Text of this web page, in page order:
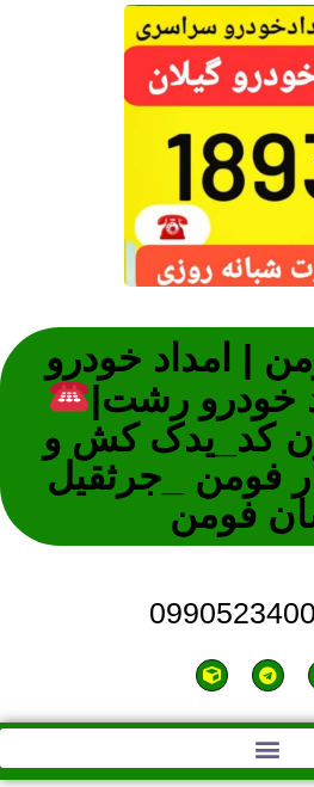
| امداد خودرو
خودرو رشت|
کد_یدک کش و
فومن _جرثقیل
فومن